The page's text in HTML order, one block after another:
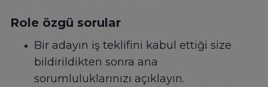
Role özgü sorular
Bir adayın iş teklifini kabul ettiği size
bildirildikten sonra ana
sorumluluklarınızı açıklayın.